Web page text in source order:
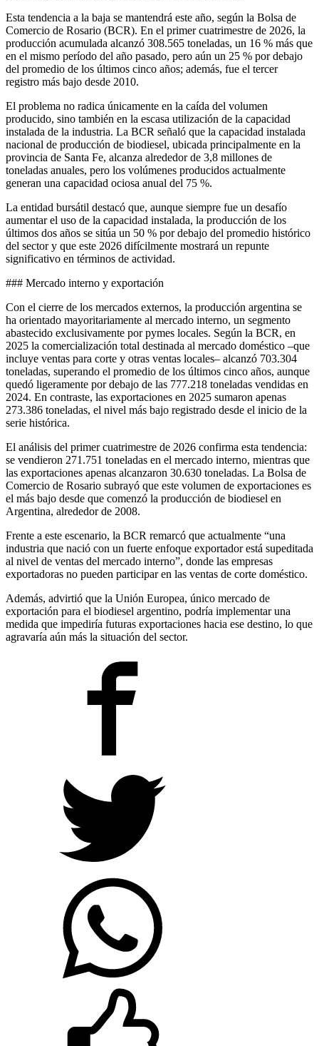
Esta tendencia a la baja se mantendrá este año, según la Bolsa de
Comercio de Rosario (BCR). En el primer cuatrimestre de 2026, la
producción acumulada alcanzó 308.565 toneladas, un 16 % más que
en el mismo período del año pasado, pero aún un 25 % por debajo
del promedio de los últimos cinco años; además, fue el tercer
registro más bajo desde 2010.
El problema no radica únicamente en la caída del volumen
producido, sino también en la escasa utilización de la capacidad
instalada de la industria. La BCR señaló que la capacidad instalada
nacional de producción de biodiesel, ubicada principalmente en la
provincia de Santa Fe, alcanza alrededor de 3,8 millones de
toneladas anuales, pero los volúmenes producidos actualmente
generan una capacidad ociosa anual del 75 %.
La entidad bursátil destacó que, aunque siempre fue un desafío
aumentar el uso de la capacidad instalada, la producción de los
últimos dos años se sitúa un 50 % por debajo del promedio histórico
del sector y que este 2026 difícilmente mostrará un repunte
significativo en términos de actividad.
### Mercado interno y exportación
Con el cierre de los mercados externos, la producción argentina se
ha orientado mayoritariamente al mercado interno, un segmento
abastecido exclusivamente por pymes locales. Según la BCR, en
2025 la comercialización total destinada al mercado doméstico –que
incluye ventas para corte y otras ventas locales– alcanzó 703.304
toneladas, superando el promedio de los últimos cinco años, aunque
quedó ligeramente por debajo de las 777.218 toneladas vendidas en
2024. En contraste, las exportaciones en 2025 sumaron apenas
273.386 toneladas, el nivel más bajo registrado desde el inicio de la
serie histórica.
El análisis del primer cuatrimestre de 2026 confirma esta tendencia:
se vendieron 271.751 toneladas en el mercado interno, mientras que
las exportaciones apenas alcanzaron 30.630 toneladas. La Bolsa de
Comercio de Rosario subrayó que este volumen de exportaciones es
el más bajo desde que comenzó la producción de biodiesel en
Argentina, alrededor de 2008.
Frente a este escenario, la BCR remarcó que actualmente “una
industria que nació con un fuerte enfoque exportador está supeditada
al nivel de ventas del mercado interno”, donde las empresas
exportadoras no pueden participar en las ventas de corte doméstico.
Además, advirtió que la Unión Europea, único mercado de
exportación para el biodiesel argentino, podría implementar una
medida que impediría futuras exportaciones hacia ese destino, lo que
agravaría aún más la situación del sector.